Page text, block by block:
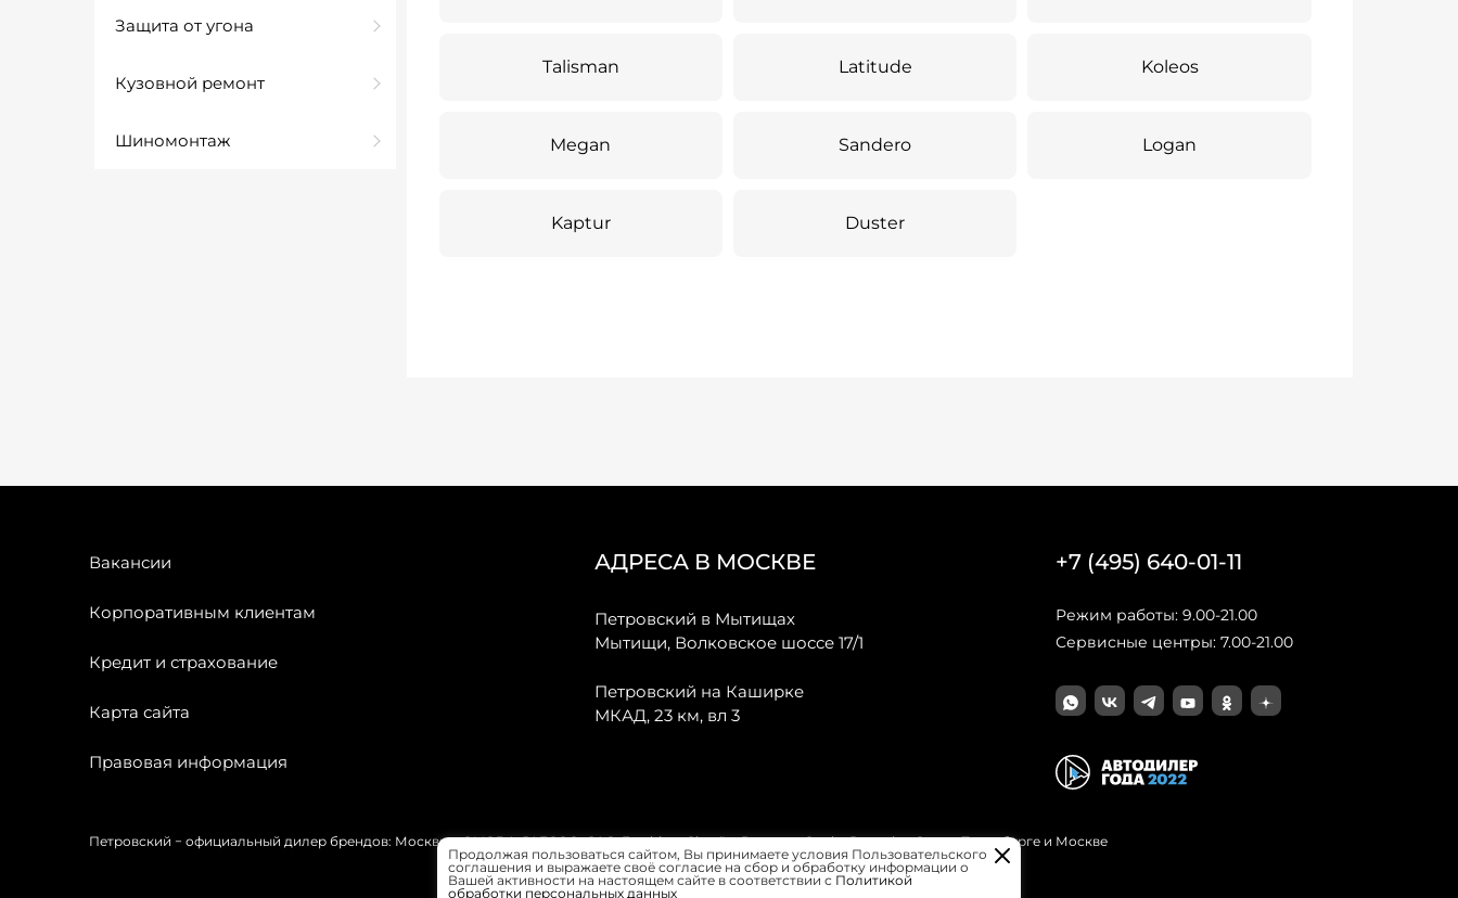
Защита от угона
Кузовной ремонт
Шиномонтаж
Talisman Latitude Koleos
Megan Sandero Logan
Kaptur Duster
Вакансии
Корпоративным клиентам
Кредит и страхование
Карта сайта
Правовая информация
АДРЕСА В МОСКВЕ
Петровский в Мытищах
Мытищи, Волковское шоссе 17/1
Петровский на Каширке
МКАД, 23 км, вл 3
+7 (495) 640-01-11
Режим работы: 9.00-21.00
Сервисные центры: 7.00-21.00
Петровский − официальный дилер брендов: Москвич, OMODA, JAECOO, GAC, Forthing, Citroёn, Peugeot, Opel и Renault в Санкт-Петербурге и Москве
Продолжая пользоваться сайтом, Вы принимаете условия Пользовательского
соглашения и выражаете своё согласие на сбор и обработку информации о
Вашей активности на настоящем сайте в соответствии с Политикой
обработки персональных данных